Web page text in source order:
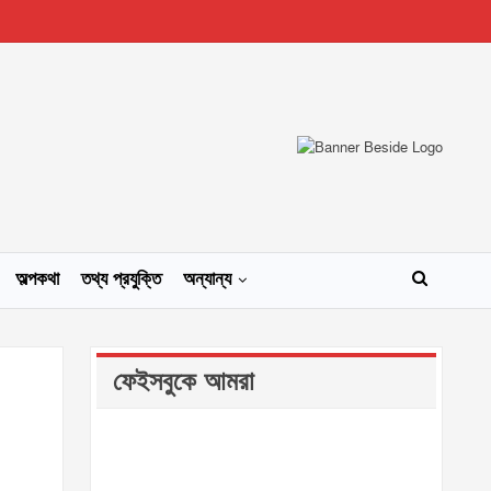
অল্পকথা তথ্য প্রযুক্তি অন্যান্য
ফেইসবুকে আমরা